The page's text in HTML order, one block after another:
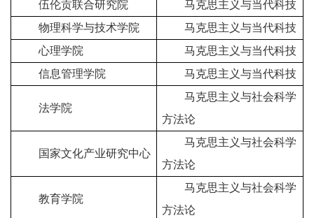
伍伦贡联合研究院
马克思主义与当代科技
物理科学与技术学院
马克思主义与当代科技
心理学院
马克思主义与当代科技
信息管理学院
马克思主义与当代科技
法学院
马克思主义与社会科学
方法论
国家文化产业研究中心
马克思主义与社会科学
方法论
教育学院
马克思主义与社会科学
方法论